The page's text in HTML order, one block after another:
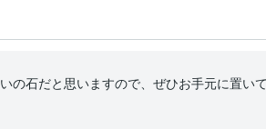
の石だと思いますので、ぜひお手元に置い